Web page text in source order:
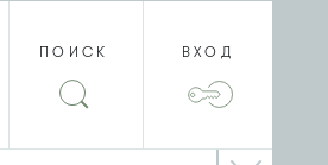
ПОИСК ВХОД